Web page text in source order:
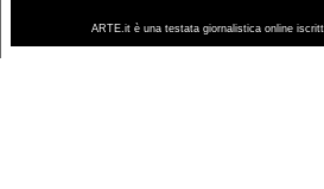
ARTE.it è una testata giornalistica online